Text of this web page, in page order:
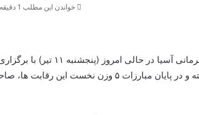
خواندن این مطلب 1 دقیقه زمان میبرد